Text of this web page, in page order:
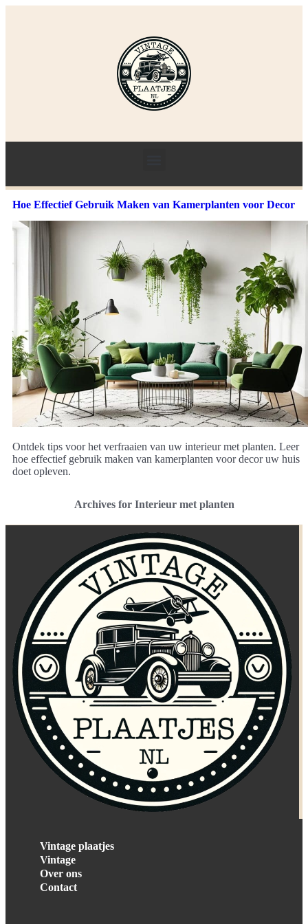
Hoe Effectief Gebruik Maken van Kamerplanten voor Decor
Ontdek tips voor het verfraaien van uw interieur met planten. Leer
hoe effectief gebruik maken van kamerplanten voor decor uw huis
doet opleven.
Archives for Interieur met planten
Vintage plaatjes
Vintage
Over ons
Contact